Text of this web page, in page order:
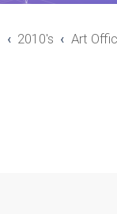
2010's Art